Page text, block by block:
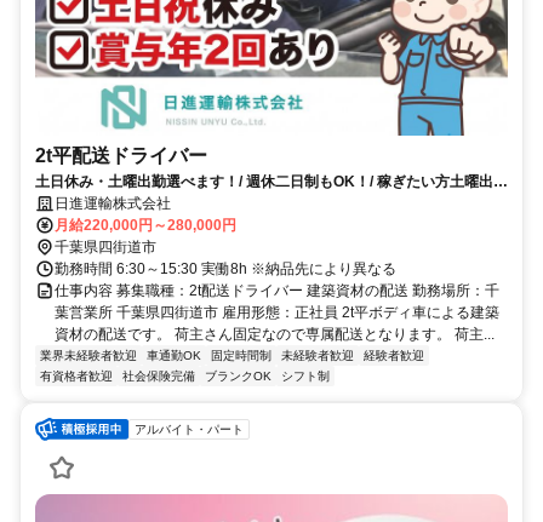
2t平配送ドライバー
土日休み・土曜出勤選べます！/ 週休二日制もOK！/ 稼ぎたい方土曜出勤
OK 日進運輸株式会社
月給220,000円～280,000円
千葉県四街道市
勤務時間 6:30～15:30 実働8h ※納品先により異なる
仕事内容 募集職種：2t配送ドライバー 建築資材の配送 勤務場所：千
葉営業所 千葉県四街道市 雇用形態：正社員 2t平ボディ車による建築
資材の配送です。 荷主さん固定なので専属配送となります。 荷主...
業界未経験者歓迎 車通勤OK 固定時間制 未経験者歓迎
経験者歓迎
有資格者歓迎
社会保険完備 ブランクOK シフト制
アルバイト・パート